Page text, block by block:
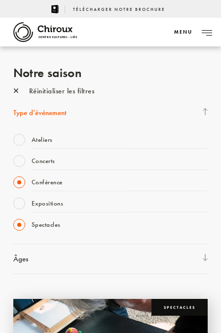
TÉLÉCHARGER NOTRE BROCHURE
CENTRE CULTUREL - LIÈGE
MENU
Notre saison
Réinitialiser les filtres
Type d’événement
Ateliers
Concerts
Conférence
Expositions
Spectacles
Âges
SPECTACLES